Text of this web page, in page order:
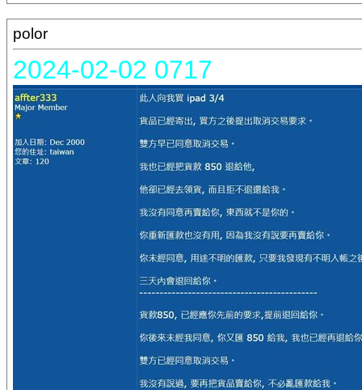
polor
2024-02-02 0717